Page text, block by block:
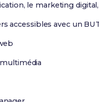
le marketing
accessibles avec un